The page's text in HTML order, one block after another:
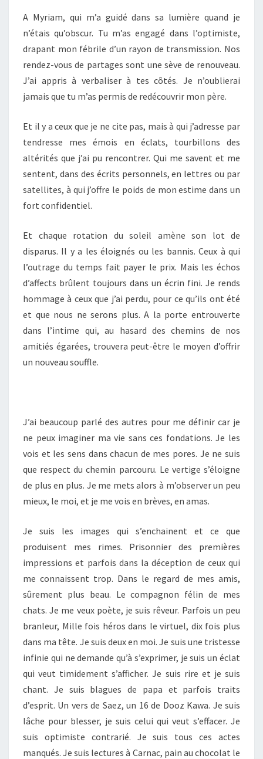
A Myriam, qui m’a guidé dans sa lumière quand je
n’étais qu’obscur. Tu m’as engagé dans l’optimiste,
drapant mon fébrile d’un rayon de transmission. Nos
rendez-vous de partages sont une sève de renouveau.
J’ai appris à verbaliser à tes côtés. Je n’oublierai
jamais que tu m’as permis de redécouvrir mon père.
Et il y a ceux que je ne cite pas, mais à qui j’adresse par
tendresse mes émois en éclats, tourbillons des
altérités que j’ai pu rencontrer. Qui me savent et me
sentent, dans des écrits personnels, en lettres ou par
satellites, à qui j’offre le poids de mon estime dans un
fort confidentiel.
Et chaque rotation du soleil amène son lot de
disparus. Il y a les éloignés ou les bannis. Ceux à qui
l’outrage du temps fait payer le prix. Mais les échos
d’affects brûlent toujours dans un écrin fini. Je rends
hommage à ceux que j’ai perdu, pour ce qu’ils ont été
et que nous ne serons plus. A la porte entrouverte
dans l’intime qui, au hasard des chemins de nos
amitiés égarées, trouvera peut-être le moyen d’offrir
un nouveau souffle.
J’ai beaucoup parlé des autres pour me définir car je
ne peux imaginer ma vie sans ces fondations. Je les
vois et les sens dans chacun de mes pores. Je ne suis
que respect du chemin parcouru. Le vertige s’éloigne
de plus en plus. Je me mets alors à m’observer un peu
mieux, le moi, et je me vois en brèves, en amas.
Je suis les images qui s’enchainent et ce que
produisent mes rimes. Prisonnier des premières
impressions et parfois dans la déception de ceux qui
me connaissent trop. Dans le regard de mes amis,
sûrement plus beau. Le compagnon félin de mes
chats. Je me veux poète, je suis rêveur. Parfois un peu
branleur, Mille fois héros dans le virtuel, dix fois plus
dans ma tête. Je suis deux en moi. Je suis une tristesse
infinie qui ne demande qu’à s’exprimer, je suis un éclat
qui veut timidement s’afficher. Je suis rire et je suis
chant. Je suis blagues de papa et parfois traits
d’esprit. Un vers de Saez, un 16 de Dooz Kawa. Je suis
lâche pour blesser, je suis celui qui veut s’effacer. Je
suis optimiste contrarié. Je suis tous ces actes
manqués. Je suis lectures à Carnac, pain au chocolat le